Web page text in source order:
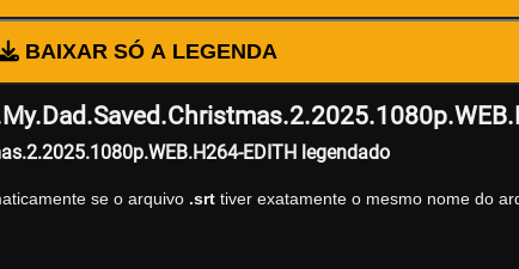
BAIXAR SÓ A LEGENDA
EDITH legendado
se o arquivo .srttiver exatamente o mesmo nome do